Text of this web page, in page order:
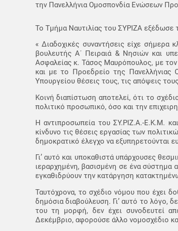
την Πανελλήνια Ομοσπονδία Ενώσεων
Το Τμήμα Ναυτιλίας του ΣΥΡΙΖΑ εξέδωσε
« Διαδοχικές συναντήσεις είχε
βουλευτής Α΄ Πειραιά & Νησιών και
Ασφαλείας κ. Τάσος Μαυρόπουλος, με
και με το Προεδρείο της
Υπουργείου θέσεις τους, τις απόψεις
Κοινή διαπίστωση αποτελεί, ότι το
πολιτικό προσωπικό, όσο και την
Η αντιπροσωπεία του ΣΥ.ΡΙΖ.Α.-Ε.Κ.Μ.
κίνδυνο τις θέσεις εργασίας των
δημοκρατικό έλεγχο να εξυπηρετούνται
Γι’ αυτό και υποκαθιστά υπάρχουσες
ιεραρχημένη, βασισμένη σε ένα σύστημα
εγκαθιδρύουν την κατάργηση
Ταυτόχρονα, το σχέδιο νόμου που έχει
δημόσια διαβούλευση. Γι’ αυτό το λόγο,
του τη μορφή, δεν έχει συνοδευτεί
Δεκέμβριο, αφορούσε άλλο νομοσχέδιο